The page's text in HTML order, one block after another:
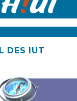
DES IUT